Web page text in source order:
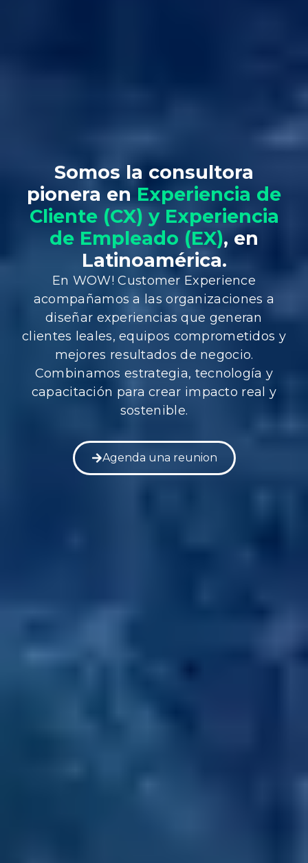
Somos la consultora
pionera en Experiencia de
Cliente (CX) y Experiencia
de Empleado (EX), en
Latinoamérica.
En WOW! Customer Experience
acompañamos a las organizaciones a
diseñar experiencias que generan
clientes leales, equipos comprometidos y
mejores resultados de negocio.
Combinamos estrategia, tecnología y
capacitación para crear impacto real y
sostenible.
Agenda una reunion